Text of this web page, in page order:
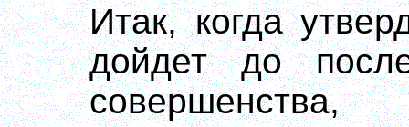
Итак, когда
дойдет до